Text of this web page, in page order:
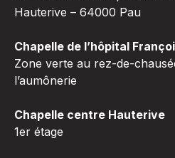
Hauterive – 64000 Pau
Chapelle de l’hôpital
Zone verte au rez-de-
l’aumônerie
Chapelle centre Hauterive
1er étage